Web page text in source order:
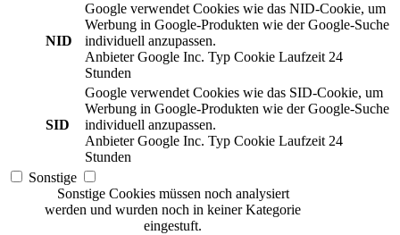
NID
Google verwendet Cookies wie das NID-Cookie, um
Werbung in Google-Produkten wie der Google-Suche
individuell anzupassen.
Anbieter Google Inc. Typ Cookie Laufzeit 24
Stunden
SID
Google verwendet Cookies wie das SID-Cookie, um
Werbung in Google-Produkten wie der Google-Suche
individuell anzupassen.
Anbieter Google Inc. Typ Cookie Laufzeit 24
Stunden
Sonstige
Sonstige Cookies müssen noch analysiert
werden und wurden noch in keiner Kategorie
eingestuft.